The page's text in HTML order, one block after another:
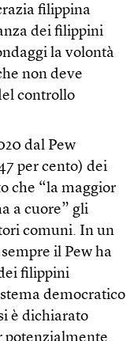
filippina
dei filippini
la volontà
non deve
controllo
dal Pew
per cento) dei
che “la maggior
a cuore” gli
comuni. In un
il Pew ha
filippini
democratico
è dichiarato
potenzialmente